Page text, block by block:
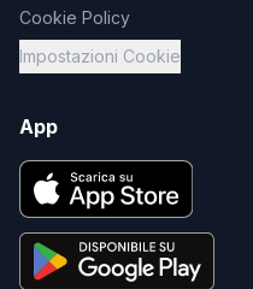
Cookie Policy
Impostazioni Cookie
App